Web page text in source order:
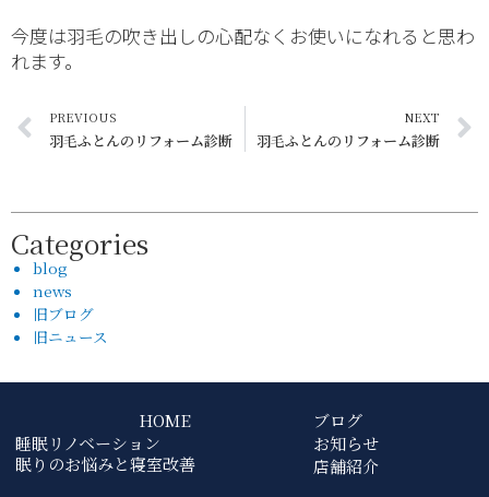
今度は羽毛の吹き出しの心配なくお使いになれると思わ
れます。
PREVIOUS
羽毛ふとんのリフォーム診断
NEXT
羽毛ふとんのリフォーム診断
Categories
blog
news
旧ブログ
旧ニュース
HOME
睡眠リノベーション
眠りのお悩みと寝室改善
ブログ
お知らせ
店舗紹介